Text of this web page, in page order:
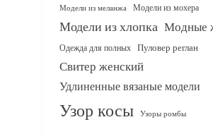
Модели из меланжа Модели из мохера
Модели из хлопка Модные
Одежда для полных Пуловер реглан
Свитер женский
Удлиненные вязаные модели
Узор косы Узоры ромбы